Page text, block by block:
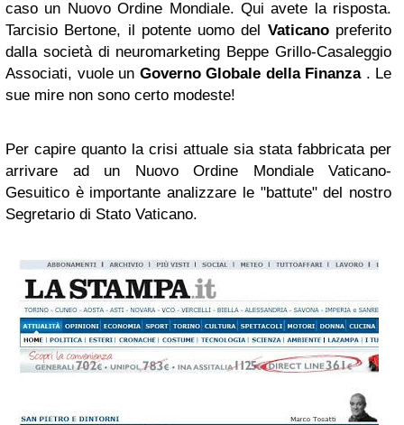
caso un Nuovo Ordine Mondiale. Qui avete la risposta.
Tarcisio Bertone, il potente uomo del Vaticanopreferito
dalla società di neuromarketing Beppe Grillo-Casaleggio
Associati, vuole un Governo Globale della Finanza. Le
sue mire non sono certo modeste!
Per capire quanto la crisi attuale sia stata fabbricata per
arrivare ad un Nuovo Ordine Mondiale Vaticano-
Gesuitico è importante analizzare le "battute" del nostro
Segretario di Stato Vaticano.